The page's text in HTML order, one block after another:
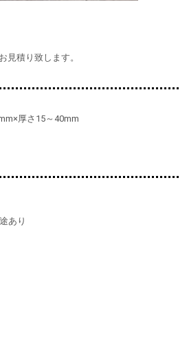
見積り致します。
厚さ15～40mm
あり